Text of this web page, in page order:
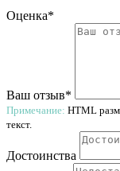
Оценка*
Ваш отзыв*
Примечание: HTML
текст.
Достоинства